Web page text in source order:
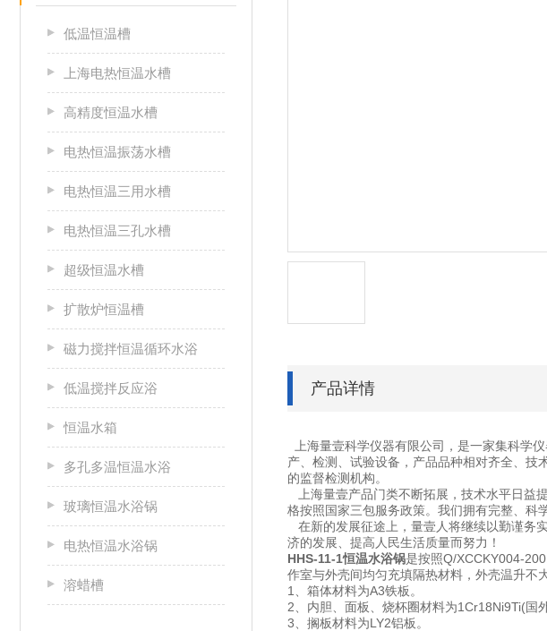
低温恒温槽
上海电热恒温水槽
高精度恒温水槽
电热恒温振荡水槽
电热恒温三用水槽
电热恒温三孔水槽
超级恒温水槽
扩散炉恒温槽
磁力搅拌恒温循环水浴
低温搅拌反应浴
恒温水箱
多孔多温恒温水浴
玻璃恒温水浴锅
电热恒温水浴锅
溶蜡槽
产品详情
上海量壹科学仪器有限公司，是一家集科学
产、检测、试验设备，产品品种相对齐全、技
的监督检测机构。
上海量壹产品门类不断拓展，技术水平日益
格按照国家三包服务政策。我们拥有完整、科
在新的发展征途上，量壹人将继续以勤谨务
济的发展、提高人民生活质量而努力！
HHS-11-1恒温水浴锅是按照Q/XCCKY004-
作室与外壳间均匀充填隔热材料，外壳温升不
1、箱体材料为A3铁板。
2、内胆、面板、烧杯圈材料为1Cr18Ni9Ti(国
3、搁板材料为LY2铝板。